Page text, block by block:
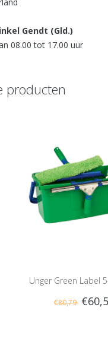
Gendt (Gld.)
08.00 tot 17.00 uur
producten
Unger Green Label
€80,79